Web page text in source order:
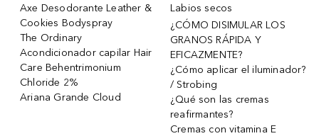
Axe Desodorante Leather &
Cookies Bodyspray
The Ordinary
Acondicionador capilar Hair
Care Behentrimonium
Chloride 2%
Ariana Grande Cloud
Labios secos
¿CÓMO DISIMULAR LOS
GRANOS RÁPIDA Y
EFICAZMENTE?
¿Cómo aplicar el iluminador?
/ Strobing
¿Qué son las cremas
reafirmantes?
Cremas con vitamina E